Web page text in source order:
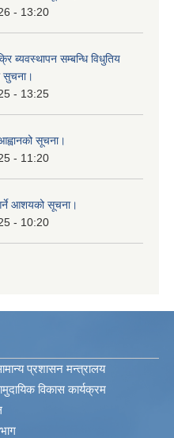
- 13:20
ब्यवस्थापन सम्बन्धि विधुतिय
सुचना।
- 13:25
सूचना।
- 11:20
आशयको सूचना।
- 10:20
प्रशासन मन्त्रालय
विकास कार्यक्रम